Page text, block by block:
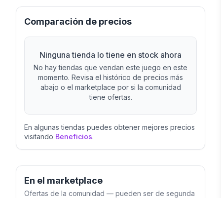
Comparación de precios
Ninguna tienda lo tiene en stock ahora
No hay tiendas que vendan este juego en este
momento. Revisa el histórico de precios más
abajo o el marketplace por si la comunidad
tiene ofertas.
En algunas tiendas puedes obtener mejores precios
visitando Beneficios.
En el marketplace
Ofertas de la comunidad — pueden ser de segunda